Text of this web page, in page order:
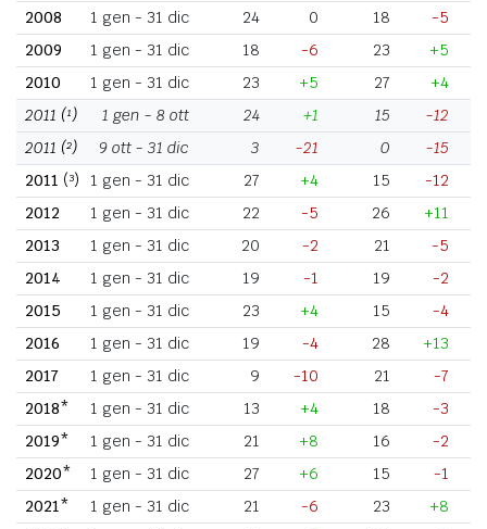
2008
1 gen - 31 dic 24 0 18
-5
2009
1 gen - 31 dic 18 -6 23
+5
2010
1 gen - 31 dic 23 +5 27
+4
2011 (¹) 1 gen - 8 ott 24 +1 15
-12
2011 (²) 9 ott - 31 dic 3 -21 0
-15
2011 (³) 1 gen - 31 dic 27 +4 15
-12
2012
1 gen - 31 dic 22 -5 26
+11
2013
1 gen - 31 dic 20 -2 21
-5
2014
1 gen - 31 dic 19 -1 19
-2
2015
1 gen - 31 dic 23 +4 15
-4
2016
1 gen - 31 dic 19 -4 28
+13
2017
1 gen - 31 dic 9 -10 21
-7
2018*
1 gen - 31 dic 13 +4 18
-3
2019*
1 gen - 31 dic 21 +8 16
-2
2020*
1 gen - 31 dic 27 +6 15
-1
2021*
1 gen - 31 dic 21 -6 23
+8